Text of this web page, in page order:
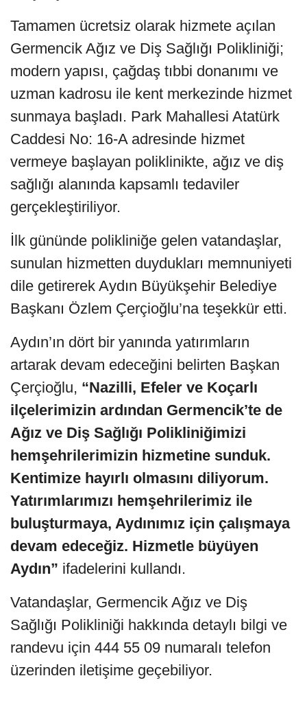
Tamamen ücretsiz olarak hizmete açılan
Germencik Ağız ve Diş Sağlığı Polikliniği;
modern yapısı, çağdaş tıbbi donanımı ve
uzman kadrosu ile kent merkezinde hizmet
sunmaya başladı. Park Mahallesi Atatürk
Caddesi No: 16-A adresinde hizmet
vermeye başlayan poliklinikte, ağız ve diş
sağlığı alanında kapsamlı tedaviler
gerçekleştiriliyor.
İlk gününde polikliniğe gelen vatandaşlar,
sunulan hizmetten duydukları memnuniyeti
dile getirerek Aydın Büyükşehir Belediye
Başkanı Özlem Çerçioğlu’na teşekkür etti.
Aydın’ın dört bir yanında yatırımların
artarak devam edeceğini belirten Başkan
Çerçioğlu, “Nazilli, Efeler ve Koçarlı
ilçelerimizin ardından Germencik’te de
Ağız ve Diş Sağlığı Polikliniğimizi
hemşehrilerimizin hizmetine sunduk.
Kentimize hayırlı olmasını diliyorum.
Yatırımlarımızı hemşehrilerimiz ile
buluşturmaya, Aydınımız için çalışmaya
devam edeceğiz. Hizmetle büyüyen
Aydın” ifadelerini kullandı.
Vatandaşlar, Germencik Ağız ve Diş
Sağlığı Polikliniği hakkında detaylı bilgi ve
randevu için 444 55 09 numaralı telefon
üzerinden iletişime geçebiliyor.